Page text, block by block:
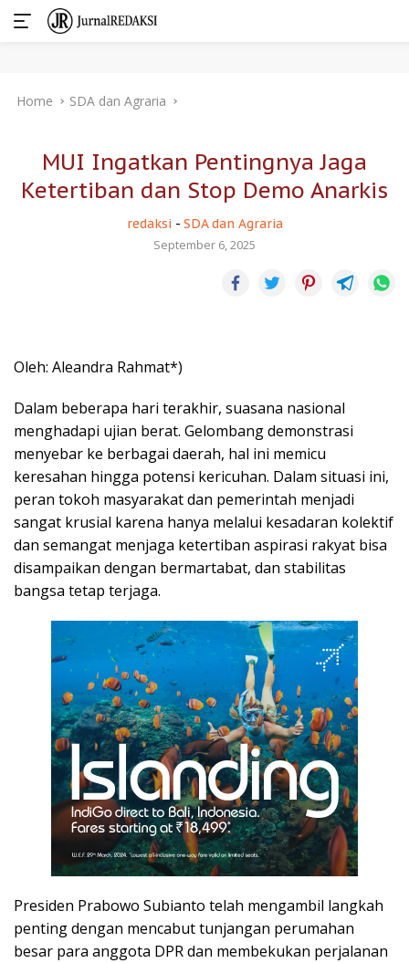
Home SDA dan Agraria
MUI Ingatkan Pentingnya Jaga
Ketertiban dan Stop Demo Anarkis
redaksi - SDA dan Agraria
September 6, 2025
Oleh: Aleandra Rahmat*)
Dalam beberapa hari terakhir, suasana nasional
menghadapi ujian berat. Gelombang demonstrasi
menyebar ke berbagai daerah, hal ini memicu
keresahan hingga potensi kericuhan. Dalam situasi ini,
peran tokoh masyarakat dan pemerintah menjadi
sangat krusial karena hanya melalui kesadaran kolektif
dan semangat menjaga ketertiban aspirasi rakyat bisa
disampaikan dengan bermartabat, dan stabilitas
bangsa tetap terjaga.
Presiden Prabowo Subianto telah mengambil langkah
penting dengan mencabut tunjangan perumahan
besar para anggota DPR dan membekukan perjalanan